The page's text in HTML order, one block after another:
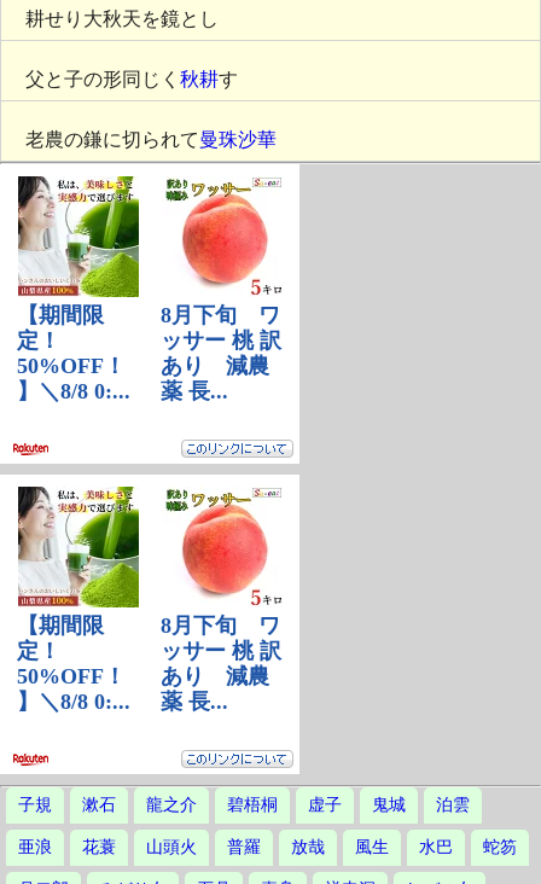
耕せり大秋天を鏡とし
父と子の形同じく 秋耕す
老農の鎌に切られて曼珠沙華
子規 漱石 龍之介 碧梧桐 虚子 鬼城 泊雲
亜浪 花蓑 山頭火 普羅 放哉 風生 水巴 蛇笏